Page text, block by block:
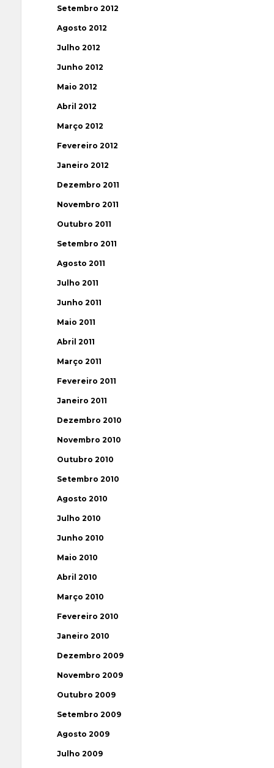
Setembro 2012
Agosto 2012
Julho 2012
Junho 2012
Maio 2012
Abril 2012
Março 2012
Fevereiro 2012
Janeiro 2012
Dezembro 2011
Novembro 2011
Outubro 2011
Setembro 2011
Agosto 2011
Julho 2011
Junho 2011
Maio 2011
Abril 2011
Março 2011
Fevereiro 2011
Janeiro 2011
Dezembro 2010
Novembro 2010
Outubro 2010
Setembro 2010
Agosto 2010
Julho 2010
Junho 2010
Maio 2010
Abril 2010
Março 2010
Fevereiro 2010
Janeiro 2010
Dezembro 2009
Novembro 2009
Outubro 2009
Setembro 2009
Agosto 2009
Julho 2009